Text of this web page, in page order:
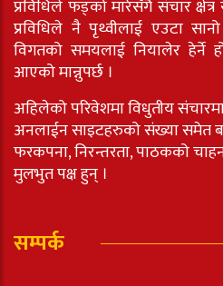
प्रविधिले फड्को मारेसँगै संचार
प्रविधिले नै पृथ्वीलाई एउटा
विगतको समयलाई नियालेर हेर्ने
आएको मान्नुपर्छ ।
अहिलेको परिवेशमा विधुतीय
अनलाईन साइटहरुको संख्या समेत
फरकपना, निरन्तरता, पाठकको
मुलभुत पक्ष हुन् ।
सम्पर्क